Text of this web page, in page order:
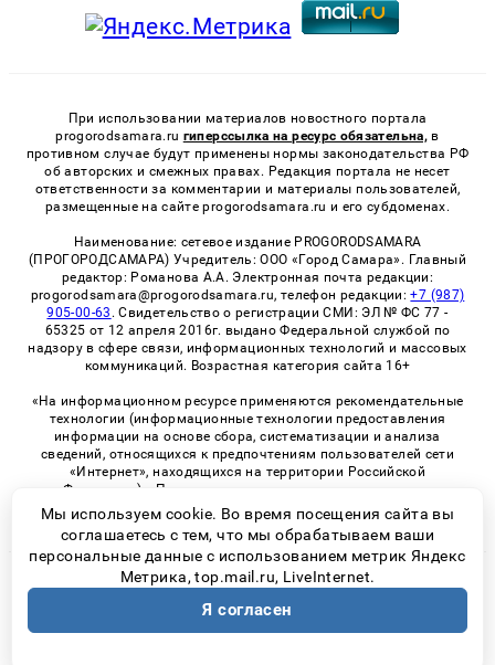
При использовании материалов новостного портала
progorodsamara.ru гиперссылка на ресурс обязательна, в
противном случае будут применены нормы законодательства РФ
об авторских и смежных правах. Редакция портала не несет
ответственности за комментарии и материалы пользователей,
размещенные на сайте progorodsamara.ru и его субдоменах.
Наименование: сетевое издание PROGORODSAMARA
(ПРОГОРОДСАМАРА) Учредитель: ООО «Город Самара». Главный
редактор: Романова А.А. Электронная почта редакции:
progorodsamara@progorodsamara.ru, телефон редакции:+7 (987)
905-00-63 . Свидетельство о регистрации СМИ: ЭЛ № ФС 77 -
65325 от 12 апреля 2016г. выдано Федеральной службой по
надзору в сфере связи, информационных технологий и массовых
коммуникаций. Возрастная категория сайта 16+
«На информационном ресурсе применяются рекомендательные
технологии (информационные технологии предоставления
информации на основе сбора, систематизации и анализа
сведений, относящихся к предпочтениям пользователей сети
«Интернет», находящихся на территории Российской
Федерации)». Правила применения рекомендательных
технологий в виджетах рекламно-обменной сети
«СМИ2» (PDF)
© 2026 «ProGorodSamara» | Все права защищены
Возрастная категория сайта 16+
Политика конфиденциальности
Мы используем cookie. Во время посещения сайта вы
соглашаетесь с тем, что мы обрабатываем ваши
персональные данные с использованием метрик Яндекс
Метрика, top.mail.ru, LiveInternet.
Я согласен